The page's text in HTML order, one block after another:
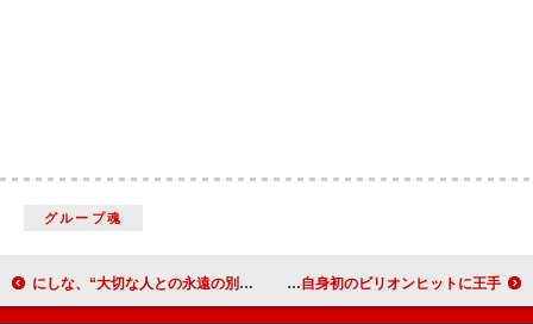
グループ魂
にしな、“大切な人との永遠の別れ”から制作された新曲「輪廻」配信リリース Mrs. GREEN APPLE「青と夏」ストリーミング累計9億回再生突破 自身初のビリオンヒットに王手